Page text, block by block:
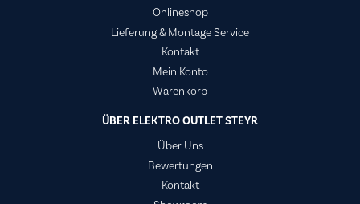
Onlineshop
Lieferung & Montage Service
Kontakt
Mein Konto
Warenkorb
ÜBER ELEKTRO OUTLET STEYR
Über Uns
Bewertungen
Kontakt